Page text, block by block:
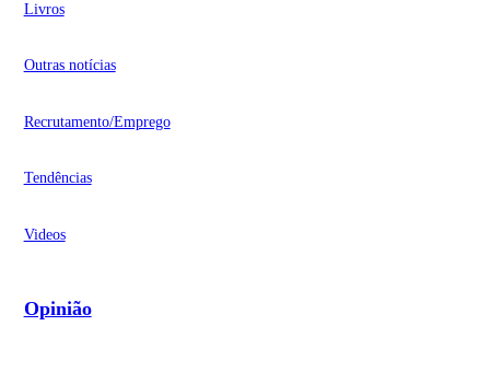
Livros
Outras notícias
Recrutamento/Emprego
Tendências
Videos
Opinião